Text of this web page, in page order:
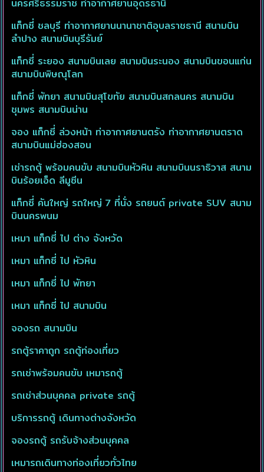
นครศรีธรรมราช ท่าอากาศยานอุดรธานี
แท็กซี่ ชลบุรี ท่าอากาศยานนานาชาติอุบลราชธานี สนามบิน
ลำปาง สนามบินบุรีรัมย์
แท็กซี่ ระยอง สนามบินเลย สนามบินระนอง สนามบินขอนแก่น
สนามบินพิษณุโลก
แท็กซี่ พัทยา สนามบินสุโขทัย สนามบินสกลนคร สนามบิน
ชุมพร สนามบินน่าน
จอง แท็กซี่ ล่วงหน้า ท่าอากาศยานตรัง ท่าอากาศยานตราด
สนามบินแม่ฮ่องสอน
เช่ารถตู้ พร้อมคนขับ สนามบินหัวหิน สนามบินนราธิวาส สนาม
บินร้อยเอ็ด ลีมูซีน
แท็กซี่ คันใหญ่ รถใหญ่ 7 ที่นั่ง รถยนต์ private SUV สนาม
บินนครพนม
เหมา แท็กซี่ ไป ต่าง จังหวัด
เหมา แท็กซี่ ไป หัวหิน
เหมา แท็กซี่ ไป พัทยา
เหมา แท็กซี่ ไป สนามบิน
จองรถ สนามบิน
รถตู้ราคาถูก รถตู้ท่องเที่ยว
รถเช่าพร้อมคนขับ เหมารถตู้
รถเช่าส่วนบุคคล private รถตู้
บริการรถตู้ เดินทางต่างจังหวัด
จองรถตู้ รถรับจ้างส่วนบุคคล
เหมารถเดินทางท่องเที่ยวทั่วไทย